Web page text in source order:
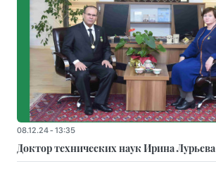
08.12.24 - 13:35
Доктор технических наук Ирина Лурьева